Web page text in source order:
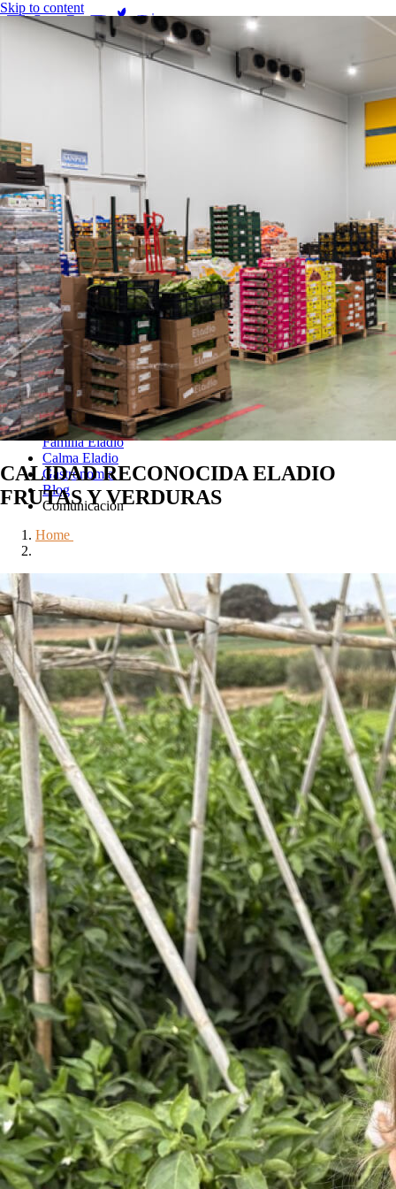
Nuestro equipoResponsabilidad Empresarial
Familia Eladio
Calma Eladio
Gastronomía
Blog
Comunicación
NoticiasPrensa
Contacto
Skip to content
CALIDAD RECONOCIDA ELADIO
FRUTAS Y VERDURAS
Home